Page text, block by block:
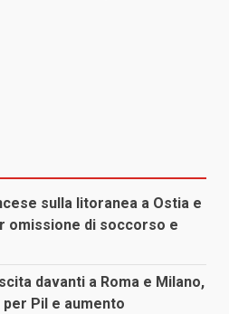
sulla litoranea a Ostia e
omissione di soccorso e
davanti a Roma e Milano,
Pil e aumento